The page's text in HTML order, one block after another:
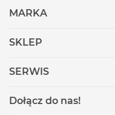
MARKA
SKLEP
SERWIS
Dołącz do nas!